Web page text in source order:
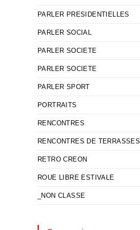
PARLER PRESIDENTIELLES
PARLER SOCIAL
PARLER SOCIETE
PARLER SOCIETE
PARLER SPORT
PORTRAITS
RENCONTRES
RENCONTRES DE TERRASSES
RETRO CREON
ROUE LIBRE ESTIVALE
_NON CLASSE